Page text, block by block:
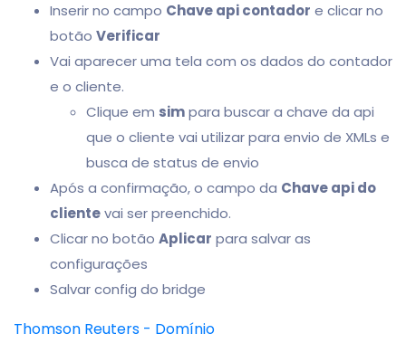
Inserir no campo Chave api contador e clicar no
botão Verificar
Vai aparecer uma tela com os dados do contador
e o cliente.
Clique em simpara buscar a chave da api
que o cliente vai utilizar para envio de XMLs e
busca de status de envio
Após a confirmação, o campo da Chave api do
clientevai ser preenchido.
Clicar no botão Aplicar para salvar as
configurações
Salvar config do bridge
Thomson Reuters - Domínio